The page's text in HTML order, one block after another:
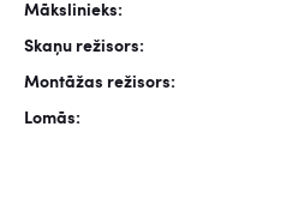
Mākslinieks:
Skaņu režisors:
Montāžas režisors:
Lomās: